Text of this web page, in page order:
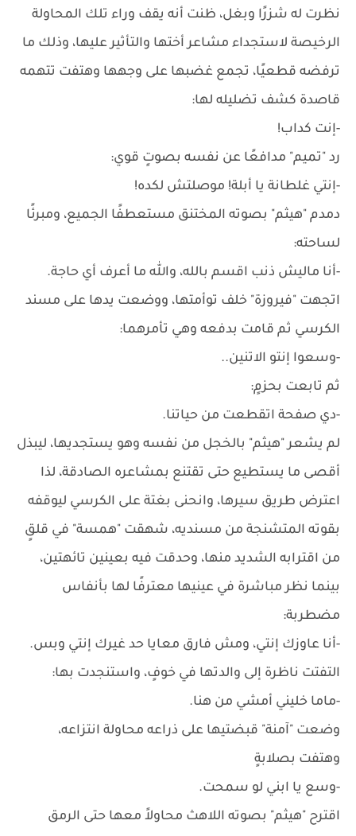
نظرت له شزرًا وبغل، ظنت أنه يقف وراء تلك المحاولة
الرخيصة لاستجداء مشاعر أختها والتأثير عليها، وذلك ما
ترفضه قطعيًا، تجمع غضبها على وجهها وهتفت تتهمه
قاصدة كشف تضليله لها:
-إنت كداب!
رد "تميم" مدافعًا عن نفسه بصوتٍ قوي:
-إنتي غلطانة يا أبلة! موصلتش لكده!
دمدم "هيثم" بصوته المختنق مستعطفًا الجميع، ومبرئًا
لساحته:
-أنا ماليش ذنب اقسم بالله، والله ما أعرف أي حاجة.
اتجهت "فيروزة" خلف توأمتها، ووضعت يدها على مسند
الكرسي ثم قامت بدفعه وهي تأمرهما:
-وسعوا إنتو الاتنين..
ثم تابعت بحزمٍ:
-دي صفحة اتقطعت من حياتنا.
لم يشعر "هيثم" بالخجل من نفسه وهو يستجديها، ليبذل
أقصى ما يستطيع حتى تقتنع بمشاعره الصادقة، لذا
اعترض طريق سيرها، وانحنى بغتة على الكرسي ليوقفه
بقوته المتشنجة من مسنديه، شهقت "همسة" في قلقٍ
من اقترابه الشديد منها، وحدقت فيه بعينين تائهتين،
بينما نظر مباشرة في عينيها معترفًا لها بأنفاس
مضطربة:
-أنا عاوزك إنتي، ومش فارق معايا حد غيرك إنتي وبس.
التفتت ناظرة إلى والدتها في خوفٍ، واستنجدت بها:
-ماما خليني أمشي من هنا.
وضعت "آمنة" قبضتيها على ذراعه محاولة انتزاعه،
وهتفت بصلابةٍ
-وسع يا ابني لو سمحت.
اقترح "هيثم" بصوته اللاهث محاولاً معها حتى الرمق